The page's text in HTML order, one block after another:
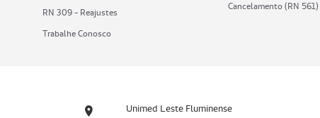
RN 309 - Reajustes
Trabalhe Conosco
Cancelamento (RN 561)
Unimed Leste Fluminense